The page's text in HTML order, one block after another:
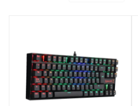
Audio, Foto y Video